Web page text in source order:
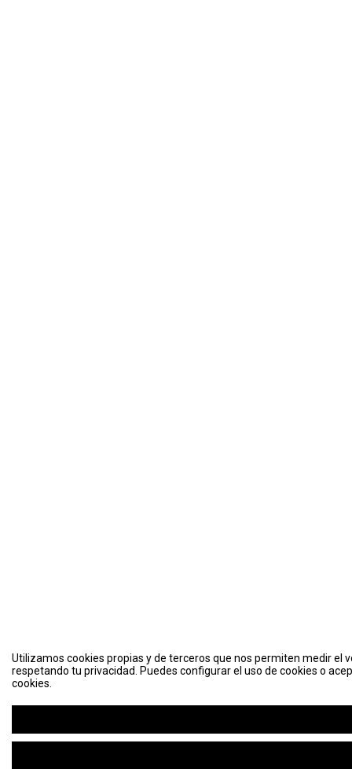
Utilizamos cookies propias y de terceros que nos permiten medir el
respetando tu privacidad. Puedes configurar el uso de cookies o
cookies.